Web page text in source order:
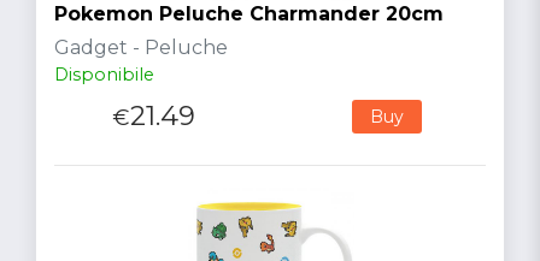
Pokemon Peluche Charmander 20cm
Gadget - Peluche
Disponibile
€21.49 Buy